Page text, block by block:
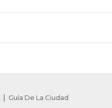
Guía De La Ciudad